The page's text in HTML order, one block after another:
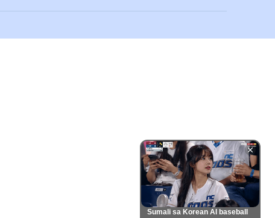
Sumali sa Korean AI baseball